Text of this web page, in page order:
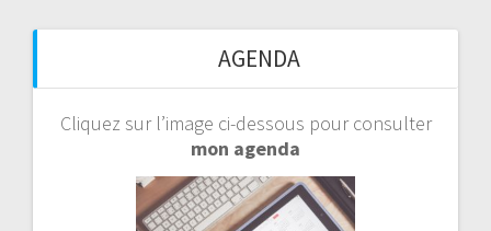
AGENDA
Cliquez sur l’image ci-dessous pour consulter
mon agenda